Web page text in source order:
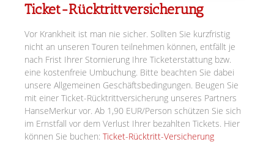
Ticket-Rücktrittversicherung
Vor Krankheit ist man nie sicher. Sollten Sie kurzfristig
nicht an unseren Touren teilnehmen können, entfällt je
nach Frist Ihrer Stornierung Ihre Ticketerstattung bzw.
eine kostenfreie Umbuchung. Bitte beachten Sie dabei
unsere Allgemeinen Geschäftsbedingungen. Beugen Sie
mit einer Ticket-Rücktrittversicherung unseres Partners
HanseMerkur vor. Ab 1,90 EUR/Person schützen Sie sich
im Ernstfall vor dem Verlust Ihrer bezahlten Tickets. Hier
können Sie buchen: Ticket-Rücktritt-Versicherung